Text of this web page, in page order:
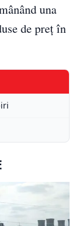
una
de preț în